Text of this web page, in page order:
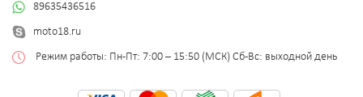
89635436516
moto18.ru
Режим работы: Пн-Пт: 7:00 – 15:50 (МСК) Сб-Вс: выходной день